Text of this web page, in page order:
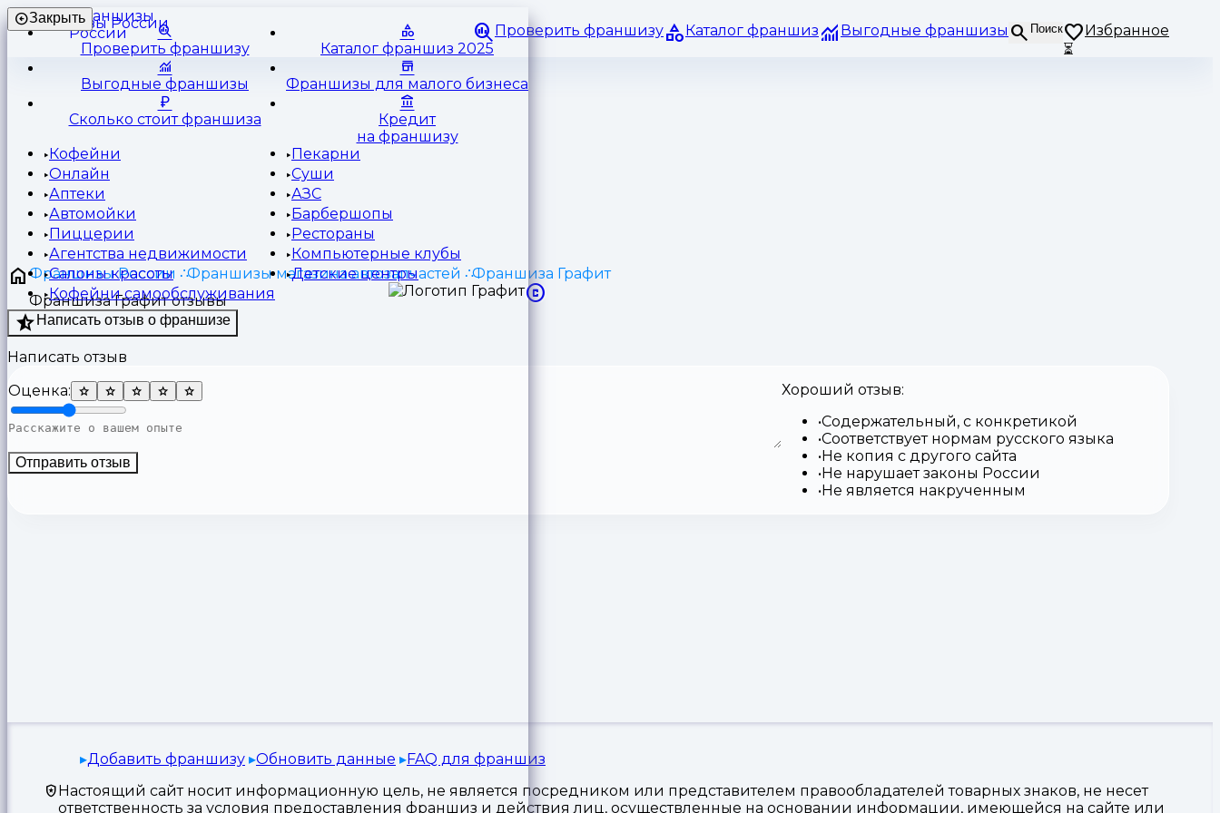
Франшизы
России
Проверить франшизу Каталог франшиз Выгодные франшизы Поиск
Избранное
⏳
Закрыть
Проверить франшизу Каталог франшиз 2025
Выгодные франшизы Франшизы для малого бизнеса
Сколько стоит франшиза
Кредит
на франшизу
Кофейни
Пекарни
Онлайн
Суши
Аптеки
АЗС
Автомойки
Барбершопы
Пиццерии
Рестораны
Агентства недвижимости
Компьютерные клубы
Салоны красоты
Детские центры
Кофейни самообслуживания
Франшизы России Франшизы магазина автозапчастей
Франшиза Графит
Франшиза Графит отзывы
Написать отзыв о франшизе
Написать отзыв
Оценка:
Отправить отзыв
Хороший отзыв:
Содержательный, с конкретикой
Соответствует нормам русского языка
Не копия с другого сайта
Не нарушает законы России
Не является накрученным
Добавить франшизу Обновить данные
FAQ для франшиз
Настоящий сайт носит информационную цель, не является посредником или представителем правообладателей товарных знаков, не несет
ответственность за условия предоставления франшиз и действия лиц, осуществленные на основании информации, имеющейся на сайте или